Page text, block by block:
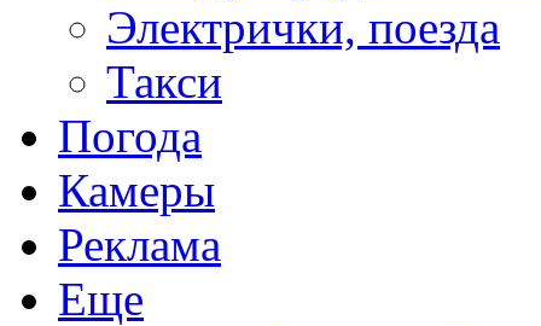
Электрички, поезда
Такси
Погода
Камеры
Реклама
Еще